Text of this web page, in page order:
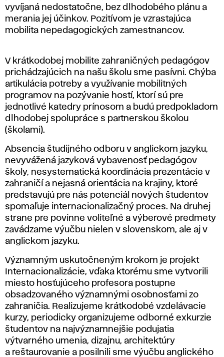
e
r
n
a
c
i
o
n
a
l
i
z
á
c
i
e
vyvíjaná nedostatočne, bez dlhodobého plánu a
merania jej účinkov. Pozitívom je vzrastajúca
mobilita nepedagogických zamestnancov.
V krátkodobej mobilite zahraničných pedagógov
prichádzajúcich na našu školu sme pasívni. Chýba
artikulácia potreby a využívanie mobilitných
programov na pozývanie hostí, ktorí sú pre
jednotlivé katedry prínosom a budú predpokladom
dlhodobej spolupráce s partnerskou školou
(školami).
Absencia študijného odboru v anglickom jazyku,
nevyvážená jazyková vybavenosť pedagógov
školy, nesystematická koordinácia prezentácie v
zahraničí a nejasná orientácia na krajiny, ktoré
predstavujú pre nás potenciál nových študentov
spomaľuje internacionalizačný proces. Na druhej
strane pre povinne voliteľné a výberové predmety
zavádzame výučbu nielen v slovenskom, ale aj v
anglickom jazyku.
Významným uskutočneným krokom je projekt
Internacionalizácie, vďaka ktorému sme vytvorili
miesto hosťujúceho profesora postupne
obsadzovaného významnými osobnosťami zo
zahraničia. Realizujeme krátkodobé vzdelávacie
kurzy, periodicky organizujeme odborné exkurzie
študentov na najvýznamnejšie podujatia
výtvarného umenia, dizajnu, architektúry
a reštaurovanie a posilnili sme výučbu anglického